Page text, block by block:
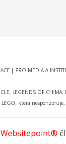
| PRO MÉDIA A
OF CHIMA,
která
Websitepoint®